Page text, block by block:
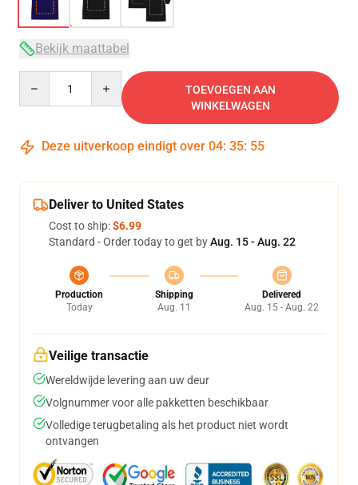
Bekijk maattabel
TOEVOEGEN AAN
WINKELWAGEN
Deze uitverkoop eindigt over 04: 35: 54
Deliver to United States
Cost to ship:$6.99
Standard - Order today to get byAug. 15 - Aug. 22
Production
Today
Shipping
Aug. 11
Delivered
Aug. 15 - Aug. 22
Veilige transactie
Wereldwijde levering aan uw deur
Volgnummer voor alle pakketten beschikbaar
Volledige terugbetaling als het product niet wordt
ontvangen